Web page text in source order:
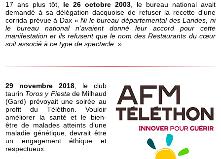
17 ans plus tôt,
le 26 octobre 2003, le bureau national avait
demandé à sa délégation dacquoise de refuser la recette d'une
corrida prévue à Dax «Ni le bureau départemental des Landes, ni
le bureau national n’avaient donné leur accord pour cette
manifestation et ils refusent que le nom des Restaurants du cœur
soit associé à ce type de spectacle. »
29 novembre 2018 , le club
taurin Toros y Fiesta de Milhaud
(Gard) prévoyait une soirée au
profit du Téléthon. Vouloir
améliorer la santé et le bien-
être de malades atteints d’une
maladie génétique, devrait être
un engagement éthique et
respectueux.